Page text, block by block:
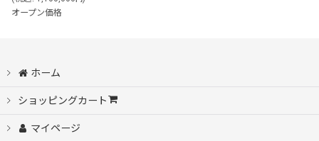
オープン価格
ホーム
ショッピングカート
マイページ